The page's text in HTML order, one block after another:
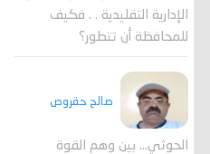
الإدارية التقليدية . . فكيف
للمحافظة أن تتطور؟
صالح حقروص
الحوثي... بين وهم القوة